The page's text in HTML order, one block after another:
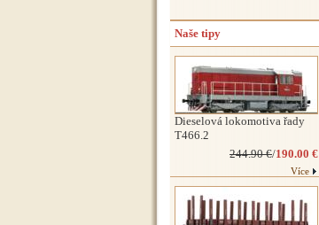
Naše tipy
Dieselová lokomotiva řady
T466.2
244.90 €/190.00 €
Více